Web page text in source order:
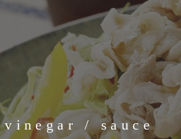
vinegar / sauce